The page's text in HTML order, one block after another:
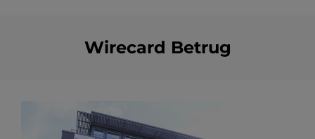
Wirecard Betrug